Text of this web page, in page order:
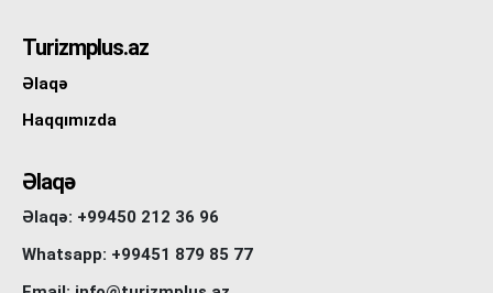
Turizmplus.az
Əlaqə
Haqqımızda
Əlaqə
Əlaqə: +99450 212 36 96
Whatsapp: +99451 879 85 77